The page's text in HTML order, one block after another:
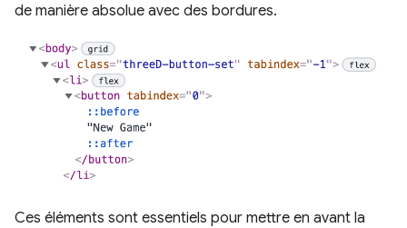
de manière absolue avec des bordures.
Ces éléments sont essentiels pour mettre en avant la